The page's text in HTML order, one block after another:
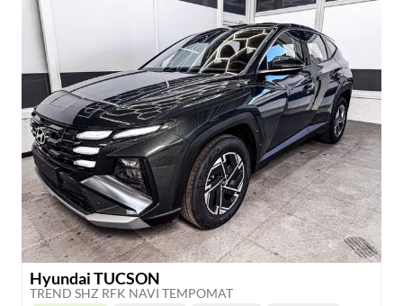
Hyundai TUCSON
TREND SHZ RFK NAVI TEMPOMAT